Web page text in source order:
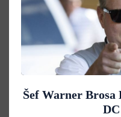
Šef Warner Brosa